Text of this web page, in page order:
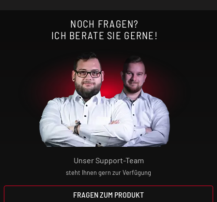
Anschluss: USB-C
Schutzfunktionen: Abschaltautomatik,
Kurzschlussschutz, Überhitzungsschutz,
Tiefenentladungsschutz und Überladungsschutz
OXVA Xlim Top Fill Cartridge
NOCH FRAGEN?
ICH BERATE SIE GERNE!
Unser Support-Team
steht Ihnen gern zur Verfügung
FRAGEN ZUM PRODUKT